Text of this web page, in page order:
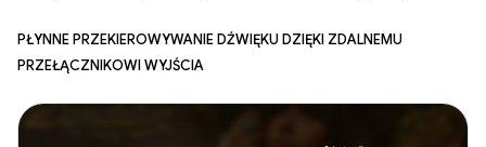
Płynne przekierowywanie dźwięku dzięki zdalnemu
przełącznikowi wyjścia